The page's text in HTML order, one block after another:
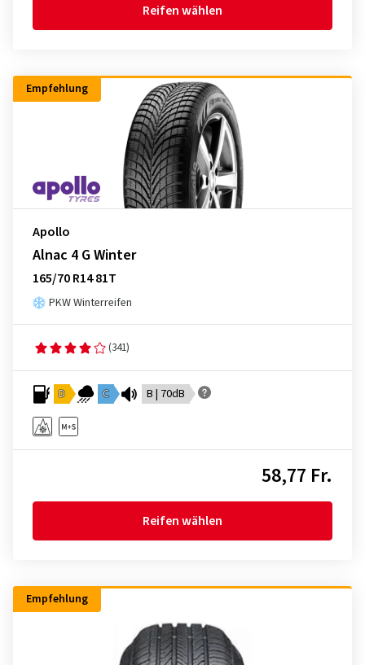
Reifen wählen
Empfehlung
Apollo
Alnac 4 G Winter
165/70 R14 81T
PKW Winterreifen
(341)
D C B | 70dB
58,77 Fr.
Reifen wählen
Empfehlung